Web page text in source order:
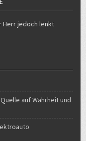
Herr jedoch lenkt
auf Wahrheit und